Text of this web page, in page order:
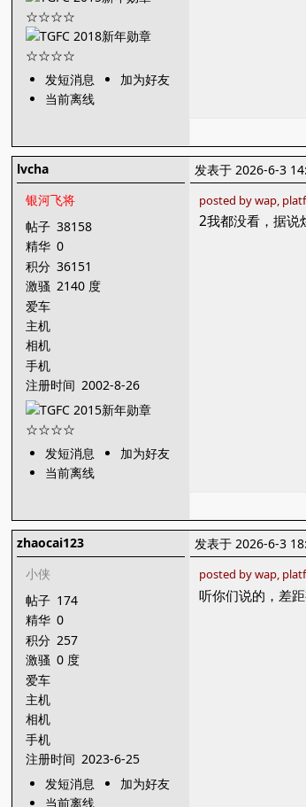
发短消息
加为好友
当前离线
lvcha
银河飞将
帖子 38158
精华 0
积分 36151
激骚 2140 度
爱车
主机
相机
手机
注册时间 2002-8-26
发短消息
加为好友
当前离线
发表于 2026-6-3
posted by wap,
2我都没看，据说
zhaocai123
小侠
帖子 174
精华 0
积分 257
激骚 0 度
爱车
主机
相机
手机
注册时间 2023-6-25
发短消息
加为好友
当前离线
发表于 2026-6-3
posted by wap,
听你们说的，差